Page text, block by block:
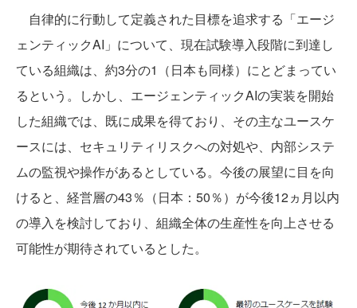
自律的に行動して定義された目標を追求する「エージ
ェンティックAI」について、現在試験導入段階に到達し
ている組織は、約3分の1（日本も同様）にとどまってい
るという。しかし、エージェンティックAIの実装を開始
した組織では、既に成果を得ており、その主なユースケ
ースには、セキュリティリスクへの対処や、内部システ
ムの監視や操作があるとしている。今後の展望に目を向
けると、経営層の43％（日本：50％）が今後12ヵ月以内
の導入を検討しており、組織全体の生産性を向上させる
可能性が期待されているとした。